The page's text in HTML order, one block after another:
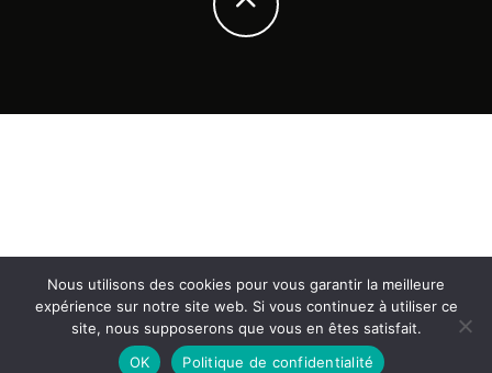
Nous utilisons des cookies pour vous garantir la meilleure
expérience sur notre site web. Si vous continuez à utiliser ce
site, nous supposerons que vous en êtes satisfait.
OK
Politique de confidentialité